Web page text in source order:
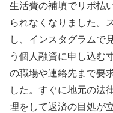
生活費の補填でリボ払
られなくなりました。
し、インスタグラムで
う個人融資に申し込む
の職場や連絡先まで要
した。すぐに地元の法
理をして返済の目処が